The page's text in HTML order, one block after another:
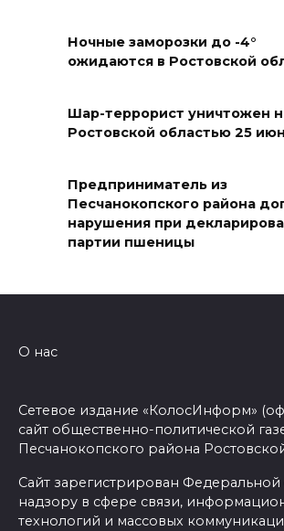
07 августа 2026 17:14
Емельяновых на
Садовой, 94, обследуют
07 августа 2026 17:03
Бетон и влага: эксперт
Украина. Страна вдов и
сирот...
В Чертковском районе
Ночные заморозки до -4°
ожидаются в Ростовской
Шар-террорист уничтожен
Ростовской областью 25
Предприниматель из
Песчанокопского района
нарушения при
партии пшеницы
О нас
Сетевое издание «КолосИнформ»
сайт общественно-политической
Песчанокопского района
Сайт зарегистрирован
надзору в сфере связи,
технологий и массовых